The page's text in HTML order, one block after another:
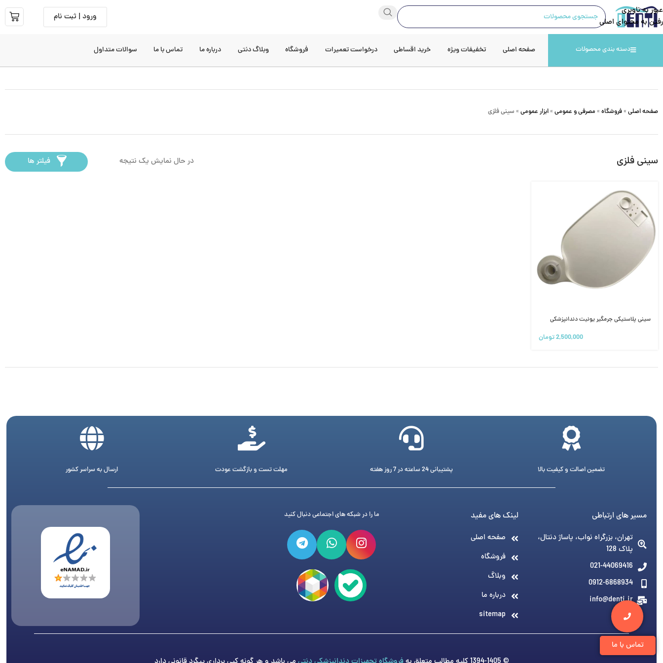
عبور به ناوبری
رفتن به محتوای اصلی
ورود | ثبت نام
دسته بندی محصولات صفحه اصلی تخفیفات ویژه خرید اقساطی درخواست تعمیرات فروشگاه وبلاگ دنتی درباره ما تماس با ما سوالات متداول
صفحه اصلی » فروشگاه » مصرفی و عمومی » ابزار عمومی » سینی فلزی
سینی فلزی در حال نمایش یک نتیجه فیلتر ها
سینی پلاستیکی جرمگیر یونیت دندانپزشکی
2,500,000تومان
تماس با ما
تضمین اصالت و کیفیت بالا پشتیبانی 24 ساعته در 7 روز هفته مهلت تست و بازگشت عودت ارسال به سراسر کشور
مسیر های ارتباطی
تهران، بزرگراه نواب، پاساژ دنتال،
پلاک 128
021-44069416
0912-6868934
info@denti.ir
لینک های مفید
صفحه اصلی
فروشگاه
وبلاگ
درباره ما
sitemap
ما را در شبکه های اجتماعی دنبال کنید